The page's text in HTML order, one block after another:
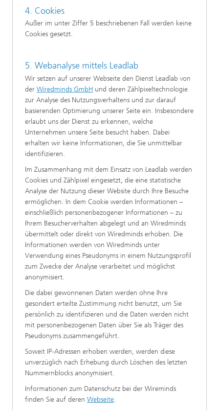
4. Cookies
Außer im unter Ziffer 5 beschriebenen Fall werden keine
Cookies gesetzt.
5. Webanalyse mittels Leadlab
Wir setzen auf unserer Webseite den Dienst Leadlab von
der Wiredminds GmbH und deren Zählpixeltechnologie
zur Analyse des Nutzungsverhaltens und zur darauf
basierenden Optimierung unserer Seite ein. Insbesondere
erlaubt uns der Dienst zu erkennen, welche
Unternehmen unsere Seite besucht haben. Dabei
erhalten wir keine Informationen, die Sie unmittelbar
identifizieren.
Im Zusammenhang mit dem Einsatz von Leadlab werden
Cookies und Zählpixel eingesetzt, die eine statistische
Analyse der Nutzung dieser Website durch Ihre Besuche
ermöglichen. In dem Cookie werden Informationen –
einschließlich personenbezogener Informationen – zu
Ihrem Besucherverhalten abgelegt und an Wiredminds
übermittelt oder direkt von Wiredminds erhoben. Die
Informationen werden von Wiredminds unter
Verwendung eines Pseudonyms in einem Nutzungsprofil
zum Zwecke der Analyse verarbeitet und möglichst
anonymisiert.
Die dabei gewonnenen Daten werden ohne Ihre
gesondert erteilte Zustimmung nicht benutzt, um Sie
persönlich zu identifizieren und die Daten werden nicht
mit personenbezogenen Daten über Sie als Träger des
Pseudonyms zusammengeführt.
Soweit IP-Adressen erhoben werden, werden diese
unverzüglich nach Erhebung durch Löschen des letzten
Nummernblocks anonymisiert.
Informationen zum Datenschutz bei der Wireminds
finden Sie auf deren Webseite.